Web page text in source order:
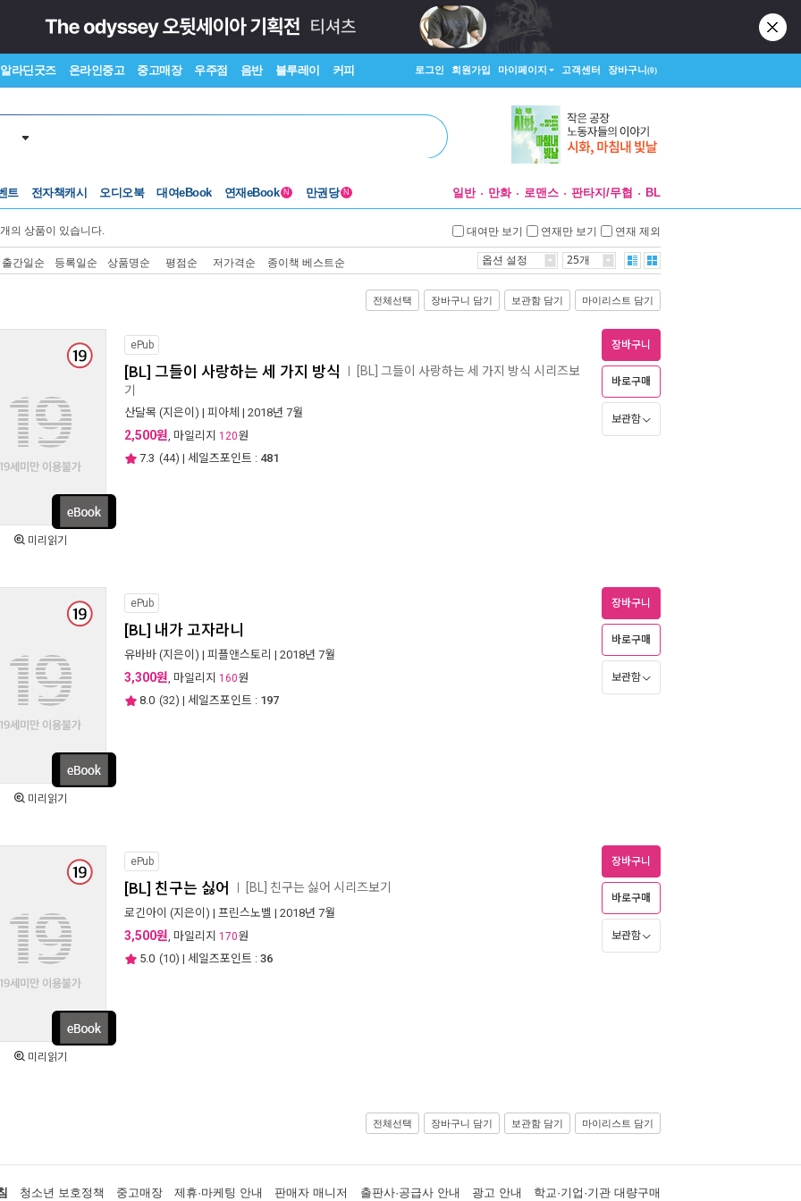
알라딘굿즈 온라인중고 중고매장 우주점 음반 블루레이 커피 로그인 회원가입 마이페이지 고객센터 장바구니(0)
트 전자책캐시 오디오북 대여eBook 연재eBook N 만권당 N 일반 만화 로맨스 판타지/무협 BL
개의 상품이 있습니다. 대여만 보기 연재만 보기 연재 제외
출간일순 등록일순 상품명순 평점순 저가격순 종이책 베스트순 옵션 설정 25개
전체선택 장바구니 담기 보관함 담기 마이리스트 담기
미리읽기
ePub
[BL] 그들이 사랑하는 세 가지 방식 [BL] 그들이 사랑하는 세 가지 방식 시리즈보
기
산달목 (지은이) | 피아체 | 2018년 7월
2,500원, 마일리지 120원
7.3 (44) | 세일즈포인트 : 481
장바구니
바로구매
보관함
미리읽기
ePub
[BL] 내가 고자라니
유바바 (지은이) | 피플앤스토리 | 2018년 7월
3,300원, 마일리지 160원
8.0 (32) | 세일즈포인트 : 197
장바구니
바로구매
보관함
미리읽기
ePub
[BL] 친구는 싫어 [BL] 친구는 싫어 시리즈보기
로긴아이 (지은이) | 프린스노벨 | 2018년 7월
3,500원, 마일리지 170원
5.0 (10) | 세일즈포인트 : 36
장바구니
바로구매
보관함
전체선택 장바구니 담기 보관함 담기 마이리스트 담기
청소년 보호정책 중고매장 제휴·마케팅 안내 판매자 매니저 출판사·공급사 안내 광고 안내 학교·기업·기관 대량구매